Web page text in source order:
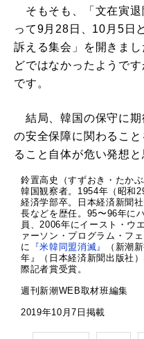
そもそも、「文在寅退
って9月28日、10月5日
訴える集会」を開きま
どではなかったようで
です。
結局、韓国の保守に期
の安全保障に関わるこ
ること自体が危い発想と
鈴置高史（すずおき・たかぶ
韓国観察者。1954年（昭和
経済学部卒。日本経済新聞
長などを歴任。95〜96年に
員、2006年にイースト・ウ
ァーソン・プログラム・フ
に
『米韓同盟消滅』
（新潮
年』（日本経済新聞出版社
際記者賞受賞。
週刊新潮WEB取材班編集
2019年10月7日掲載